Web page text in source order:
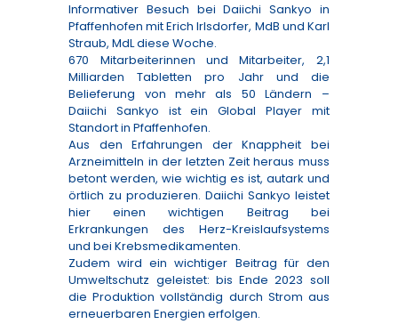
Informativer Besuch bei Daiichi Sankyo in
Pfaffenhofen mit Erich Irlsdorfer, MdB und Karl
Straub, MdL diese Woche.
670 Mitarbeiterinnen und Mitarbeiter, 2,1
Milliarden Tabletten pro Jahr und die
Belieferung von mehr als 50 Ländern –
Daiichi Sankyo ist ein Global Player mit
Standort in Pfaffenhofen.
Aus den Erfahrungen der Knappheit bei
Arzneimitteln in der letzten Zeit heraus muss
betont werden, wie wichtig es ist, autark und
örtlich zu produzieren. Daiichi Sankyo leistet
hier einen wichtigen Beitrag bei
Erkrankungen des Herz-Kreislaufsystems
und bei Krebsmedikamenten.
Zudem wird ein wichtiger Beitrag für den
Umweltschutz geleistet: bis Ende 2023 soll
die Produktion vollständig durch Strom aus
erneuerbaren Energien erfolgen.